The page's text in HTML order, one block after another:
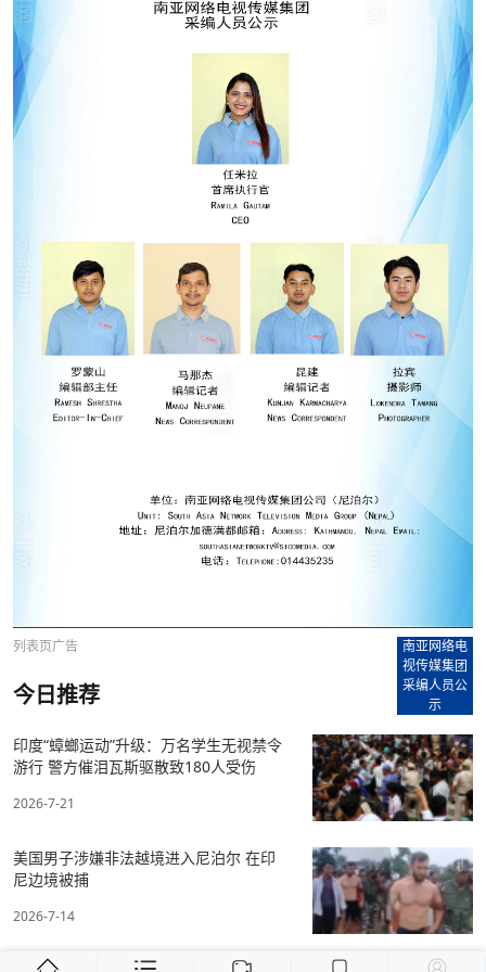
列表页广告
南亚网络电
视传媒集团
采编人员公
示
今日推荐
印度“蟑螂运动”升级：万名学生无视禁令
游行 警方催泪瓦斯驱散致180人受伤
2026-7-21
美国男子涉嫌非法越境进入尼泊尔 在印
尼边境被捕
2026-7-14